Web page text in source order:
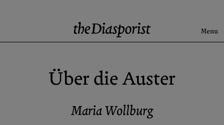
Menu
Über die Auster
Maria Wollburg